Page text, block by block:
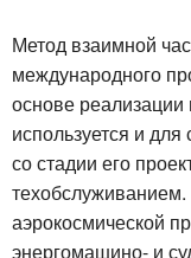
Метод взаимной
международного
основе
используется и
со стадии его
аэрокосмической
энергомашино- и